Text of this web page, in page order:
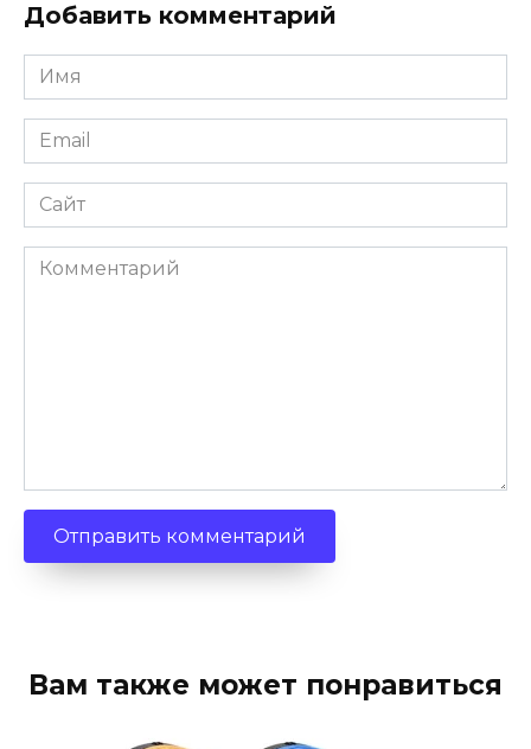
Добавить комментарий
Имя
Email
Сайт
Комментарий
Вам также может понравиться